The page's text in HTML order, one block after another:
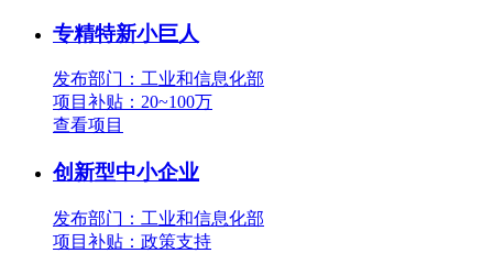
专精特新小巨人
发布部门：工业和信息化部
项目补贴： 20~100万
查看项目
创新型中小企业
发布部门：工业和信息化部
项目补贴： 政策支持